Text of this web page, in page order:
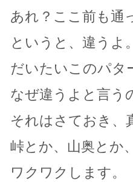
あれ？ここ前も通
というと、違うよ
だいたいこのパタ
なぜ違うよと言う
それはさておき、
峠とか、山奥とか
ワクワクします。